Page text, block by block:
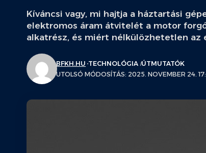
Kíváncsi vagy, mi hajtja a háztartási
elektromos áram átvitelét a motor
alkatrész, és miért nélkülözhetetlen az
UTOLSÓ MÓDOSÍTÁS: 2025. NOVEMBER 24.
BFKH.HU TECHNOLÓGIA ÚTMUTATÓK